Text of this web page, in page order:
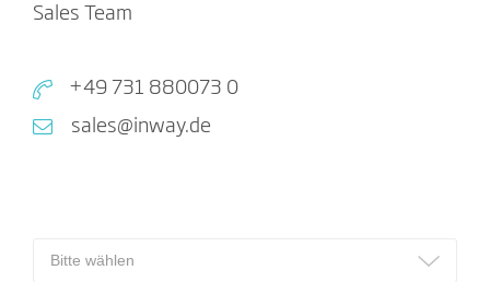
Sales Team
+49 731 880073 0
sales@inway.de